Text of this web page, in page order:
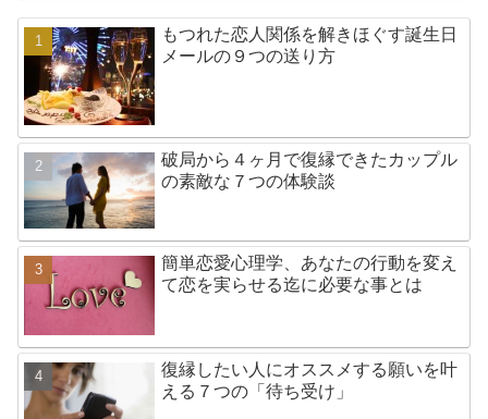
もつれた恋人関係を解きほぐす誕生日
メールの９つの送り方
破局から４ヶ月で復縁できたカップル
の素敵な７つの体験談
簡単恋愛心理学、あなたの行動を変え
て恋を実らせる迄に必要な事とは
復縁したい人にオススメする願いを叶
える７つの「待ち受け」